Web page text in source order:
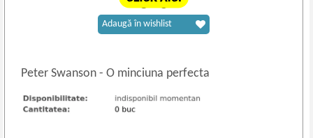
Peter Swanson- O minciuna perfecta
Adaugă în wishlist